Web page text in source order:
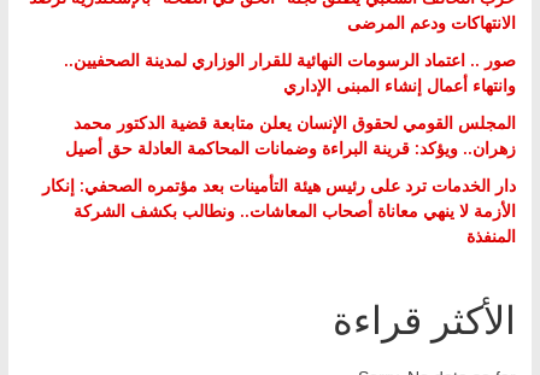
الانتهاكات ودعم المرضى
صور .. اعتماد الرسومات النهائية للقرار الوزاري لمدينة الصحفيين..
وانتهاء أعمال إنشاء المبنى الإداري
المجلس القومي لحقوق الإنسان يعلن متابعة قضية الدكتور محمد
زهران.. ويؤكد: قرينة البراءة وضمانات المحاكمة العادلة حق أصيل
دار الخدمات ترد على رئيس هيئة التأمينات بعد مؤتمره الصحفي: إنكار
الأزمة لا ينهي معاناة أصحاب المعاشات.. ونطالب بكشف الشركة
المنفذة
الأكثر قراءة